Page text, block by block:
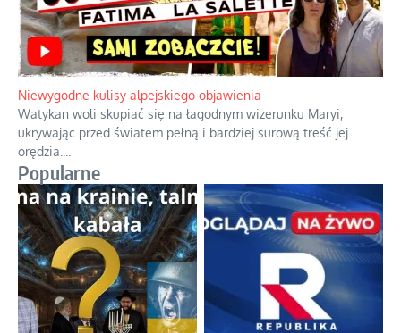
Duchowa apteczka bez teologicznych podróbek
Instrukcja obsługi łaski z ominięciem duchowych skrótów.